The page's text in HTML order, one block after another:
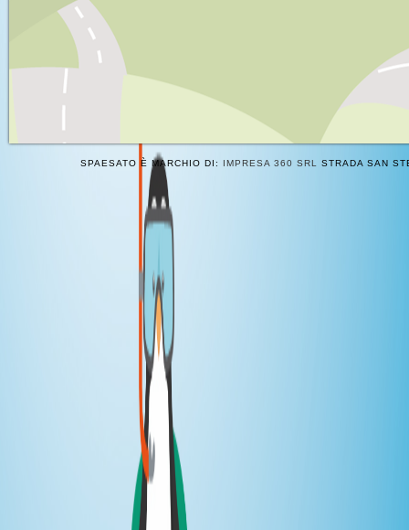
SPAESATO È MARCHIO DI: IMPRESA 360 SRL STRADA SAN